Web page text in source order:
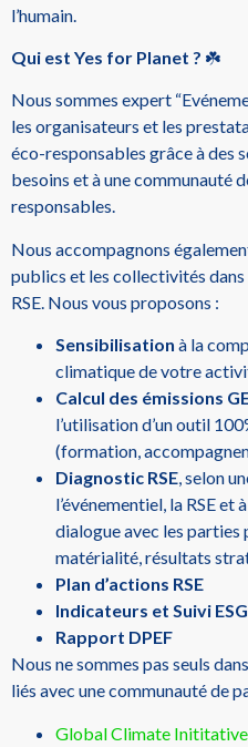
l’humain.
Qui est Yes for Planet ? ☘️
Nous sommes expert
les organisateurs et les
éco-responsables grâce à des
besoins et à une communauté
responsables.
Nous accompagnons
publics et les collectivités
RSE. Nous vous proposons :
Sensibilisation à la
climatique de votre
Calcul des émissions
l’utilisation d’un outil
(formation,
Diagnostic RSE, selon
l’événementiel, la RSE
dialogue avec les parties
matérialité, résultats
Plan d’actions RSE
Indicateurs et Suivi ESG
Rapport DPEF
Nous ne sommes pas seuls
liés avec une communauté de
Global Climate